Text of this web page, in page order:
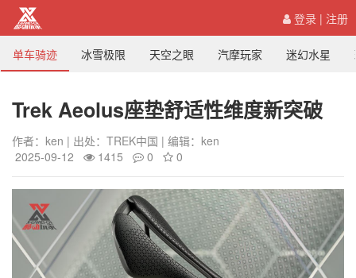
登录 | 注册
单车骑迹 冰雪极限 天空之眼 汽摩玩家 迷幻水星
Trek Aeolus座垫舒适性维度新突破
作者：ken | 出处：TREK中国 | 编辑：ken
2025-09-12
1415 0 0